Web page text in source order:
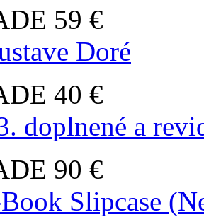
59 €
Doré
40 €
doplnené a
90 €
Slipcase